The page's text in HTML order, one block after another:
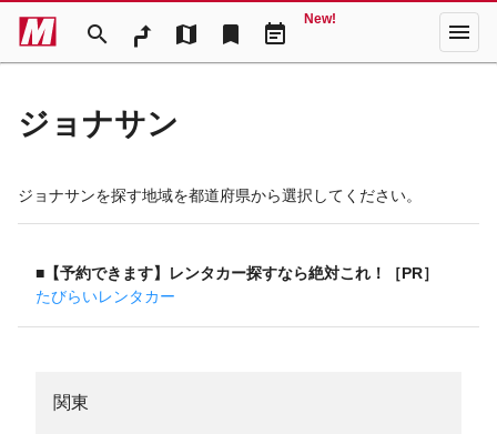
search map bookmark event_note
New! menu
ジョナサン
ジョナサンを探す地域を都道府県から選択してください。
■【予約できます】レンタカー探すなら絶対これ！［PR］
たびらいレンタカー
関東